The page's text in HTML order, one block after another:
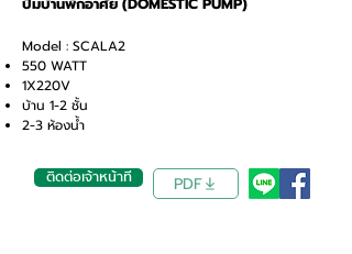
Model : SCALA2
550 WATT
1X220V
บ้าน 1-2 ชั้น
2-3 ห้องน้ำ
ติดต่อเจ้าหน้าที่ PDF